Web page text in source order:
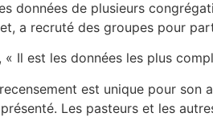
données de plusieurs
a recruté des groupes pour
« Il est les données les plus
est unique pour son
Les pasteurs et les